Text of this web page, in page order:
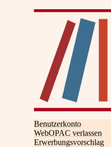
Benutzerkonto
WebOPAC verlassen
Erwerbungsvorschlag